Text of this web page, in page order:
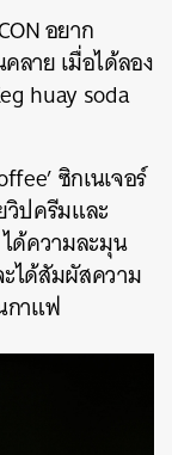
อยาก
ลาย เมื่อได้ลอง
huay soda
ซิกเนเจอร์
ปครีมและ
ด้ความละมุน
ได้สัมผัสความ
กาแฟ